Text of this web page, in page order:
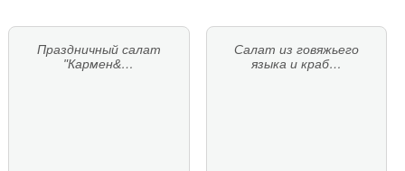
Праздничный салат
"Кармен&…
Салат из говяжьего
языка и краб…